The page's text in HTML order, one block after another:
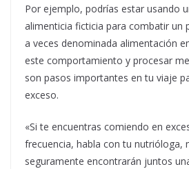
Por ejemplo, podrías estar usando
alimenticia ficticia para combatir un
a veces denominada alimentación
este comportamiento y procesar
son pasos importantes en tu viaje
exceso.
«Si te encuentras comiendo en
frecuencia, habla con tu nutrióloga,
seguramente encontrarán juntos